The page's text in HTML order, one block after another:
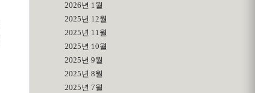
2026년 1월
2025년 12월
2025년 11월
2025년 10월
2025년 9월
2025년 8월
2025년 7월